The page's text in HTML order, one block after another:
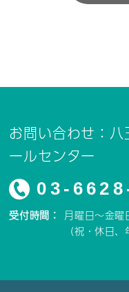
お問い合わせ：
ールセンター
03-
受付時間： 月曜日～金
（祝・休日